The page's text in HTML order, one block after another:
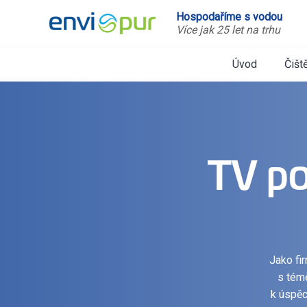
Hospodaříme s vodou
Více jak 25 let na trhu
Úvod
TV
Jako
s
k